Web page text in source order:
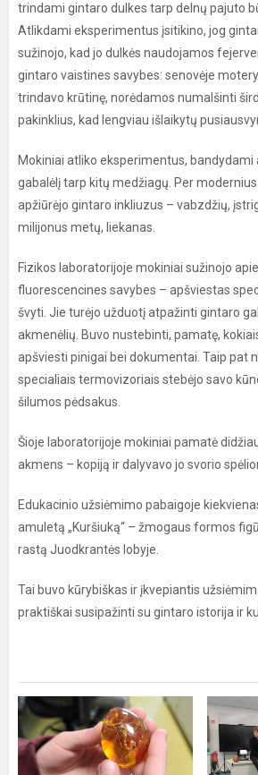
trindami gintaro dulkes tarp delnų pajuto
Atlikdami eksperimentus įsitikino, jog
sužinojo, kad jo dulkės naudojamos
gintaro vaistines savybes: senovėje
trindavo krūtinę, norėdamos numalšinti
pakinklius, kad lengviau išlaikytų
Mokiniai atliko eksperimentus,
gabalėlį tarp kitų medžiagų. Per
apžiūrėjo gintaro inkliuzus – vabzdžių,
milijonus metų, liekanas.
Fizikos laboratorijoje mokiniai sužinojo
fluorescencines savybes – apšviestas
švyti. Jie turėjo užduotį atpažinti gintaro
akmenėlių. Buvo nustebinti, pamatę,
apšviesti pinigai bei dokumentai. Taip pat
specialiais termovizoriais stebėjo savo
šilumos pėdsakus.
Šioje laboratorijoje mokiniai pamatė
akmens – kopiją ir dalyvavo jo svorio
Edukacinio užsiėmimo pabaigoje
amuletą „Kuršiuką“ – žmogaus formos
rastą Juodkrantės lobyje.
Tai buvo kūrybiškas ir įkvepiantis
praktiškai susipažinti su gintaro istorija ir